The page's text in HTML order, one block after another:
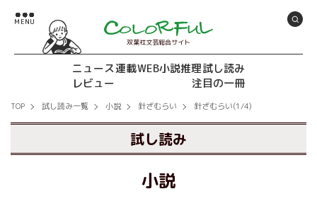
双葉社文芸総合サイト
ニュース連載WEB小説推理試し読み
レビュー
注目の一冊
TOP 試し読み一覧 小説 針ざむらい 針ざむらい(1/4)
試し読み
小説